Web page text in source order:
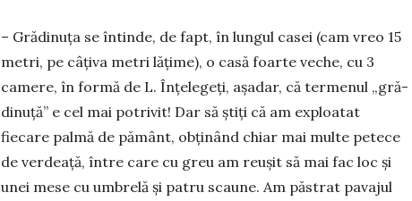
– Grădinuța se întinde, de fapt, în lungul casei (cam vreo 15
metri, pe câțiva metri lățime), o casă foarte veche, cu 3
camere, în formă de L. Înțelegeți, așadar, că termenul „gră­
di­nuță” e cel mai potri­vit! Dar să știți că am exploatat
fiecare palmă de pământ, obținând chiar mai multe petece
de ver­deață, între care cu greu am reușit să mai fac loc și
unei mese cu umbrelă și patru scaune. Am păstrat pavajul